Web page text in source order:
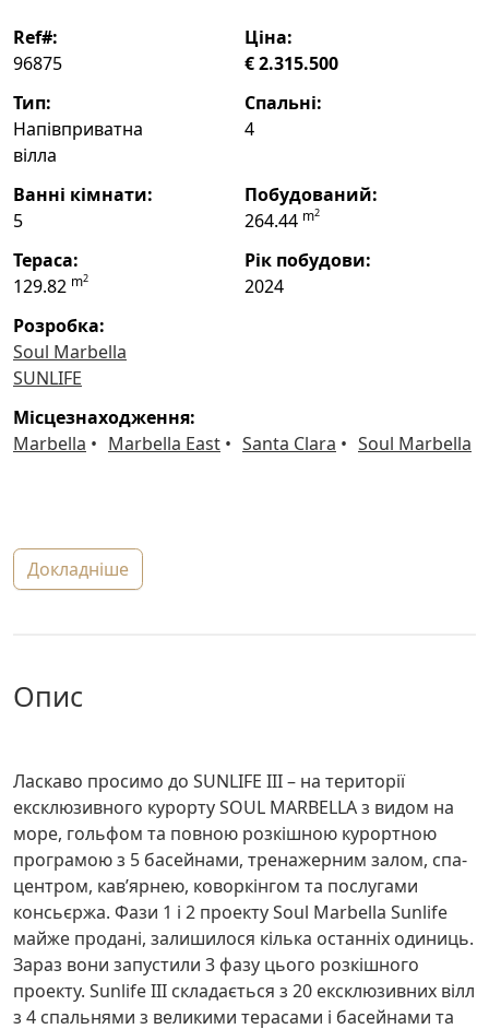
ref#:
96875
ціна:
€ 2.315.500
тип:
Напівприватна
вілла
спальні:
4
ванні кімнати:
5
побудований:
264.44 m2
тераса:
129.82 m2
рік побудови:
2024
Розробка:
Soul Marbella
SUNLIFE
місцезнаходження:
Marbella
Marbella East Santa Clara Soul Marbella
докладніше
опис
Ласкаво просимо до SUNLIFE III – на території
ексклюзивного курорту SOUL MARBELLA з видом на
море, гольфом та повною розкішною курортною
програмою з 5 басейнами, тренажерним залом, спа-
центром, кав’ярнею, коворкінгом та послугами
консьєржа. Фази 1 і 2 проекту Soul Marbella Sunlife
майже продані, залишилося кілька останніх одиниць.
Зараз вони запустили 3 фазу цього розкішного
проекту. Sunlife III складається з 20 ексклюзивних вілл
з 4 спальнями з великими терасами і басейнами та